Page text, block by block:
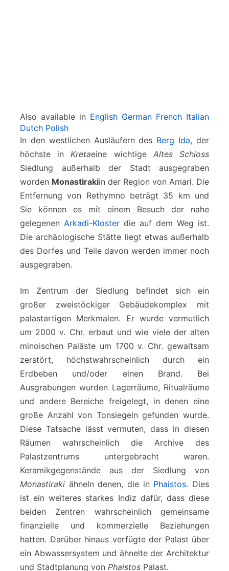
s
i
r
a
Also available in English German French Italian
Dutch Polish
In den westlichen Ausläufern des Berg Ida, der
höchste inKretaeine wichtige Altes Schloss
Siedlung außerhalb der Stadt ausgegraben
worden Monastirakiin der Region von Amari. Die
Entfernung von Rethymno beträgt 35 km und
Sie können es mit einem Besuch der nahe
gelegenen Arkadi-Kloster die auf dem Weg ist.
Die archäologische Stätte liegt etwas außerhalb
des Dorfes und Teile davon werden immer noch
ausgegraben.
Im Zentrum der Siedlung befindet sich ein
großer zweistöckiger Gebäudekomplex mit
palastartigen Merkmalen. Er wurde vermutlich
um 2000 v. Chr. erbaut und wie viele der alten
minoischen Paläste um 1700 v. Chr. gewaltsam
zerstört, höchstwahrscheinlich durch ein
Erdbeben und/oder einen Brand. Bei
Ausgrabungen wurden Lagerräume, Ritualräume
und andere Bereiche freigelegt, in denen eine
große Anzahl von Tonsiegeln gefunden wurde.
Diese Tatsache lässt vermuten, dass in diesen
Räumen wahrscheinlich die Archive des
Palastzentrums untergebracht waren.
Keramikgegenstände aus der Siedlung von
Monastiraki ähneln denen, die in Phaistos. Dies
ist ein weiteres starkes Indiz dafür, dass diese
beiden Zentren wahrscheinlich gemeinsame
finanzielle und kommerzielle Beziehungen
hatten. Darüber hinaus verfügte der Palast über
ein Abwassersystem und ähnelte der Architektur
und Stadtplanung von Phaistos Palast.